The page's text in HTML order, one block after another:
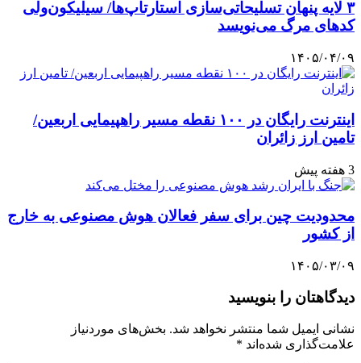
۳ لایه پنهان تسلیحاتی‌سازی استارتاپ‌ها/ سیلیکون‌ولی
کدهای مرگ می‌نویسد
۱۴۰۵/۰۴/۰۹
اینترنت رایگان در ۱۰۰ نقطه مسیر راهپیمایی اربعین/
تامین ارز زائران
3 هفته پیش
محدودیت چین برای سفر فعالان هوش مصنوعی به خارج
از کشور
۱۴۰۵/۰۳/۰۹
دیدگاهتان را بنویسید
نشانی ایمیل شما منتشر نخواهد شد. بخش‌های موردنیاز
علامت‌گذاری شده‌اند *